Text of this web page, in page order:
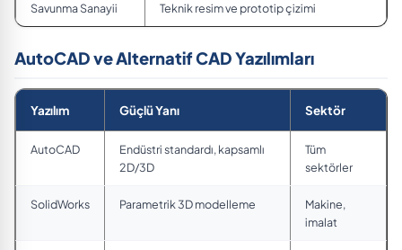
Savunma Sanayii Teknik resim ve prototip çizimi
AutoCAD ve Alternatif CAD Yazılımları
Yazılım Güçlü Yanı Sektör
AutoCAD
Endüstri standardı, kapsamlı
2D/3D
Tüm
sektörler
SolidWorks Parametrik 3D modelleme
Makine,
imalat